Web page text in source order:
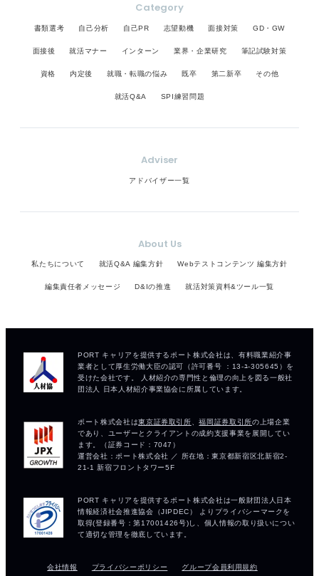
Category
書類選考 自己分析 自己PR 志望動機 面接対策 GD・GW
面接後 就活マナー インターン 業界・企業研究 筆記試験対策
資格 内定後 就職・転職の悩み 既卒 第二新卒 その他
就活Q&A SPI練習問題
Adviser
アドバイザー一覧
About Us
私たちについて 就活Q&A 編集方針 Webテストコンテンツ 編集方針
編集責任者メッセージ D&Iの推進 就活対策資料&ツール一覧
会社情報 プライバシーポリシー グループ会員利用規約